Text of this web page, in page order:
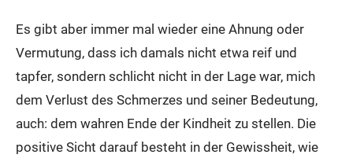
Es gibt aber immer mal wieder eine Ahnung oder
Vermutung, dass ich damals nicht etwa reif und
tapfer, sondern schlicht nicht in der Lage war, mich
dem Verlust des Schmerzes und seiner Bedeutung,
auch: dem wahren Ende der Kindheit zu stellen. Die
positive Sicht darauf besteht in der Gewissheit, wie